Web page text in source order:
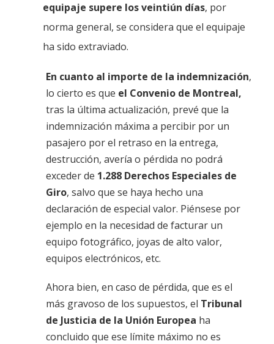
equipaje supere losveintiún días, por
norma general, se considera que el equipaje
ha sido extraviado.
En cuanto al importe de la indemnización,
lo cierto es que el Convenio de Montreal,
tras la última actualización, prevé que la
indemnización máxima a percibir por un
pasajero por el retraso en la entrega,
destrucción, avería o pérdida no podrá
exceder de 1.288 Derechos Especiales de
Giro, salvo que se haya hecho una
declaración de especial valor. Piénsese por
ejemplo en la necesidad de facturar un
equipo fotográfico, joyas de alto valor,
equipos electrónicos, etc.
Ahora bien, en caso de pérdida, que es el
más gravoso de los supuestos, el Tribunal
de Justicia de la Unión Europea ha
concluido que ese límite máximo no es